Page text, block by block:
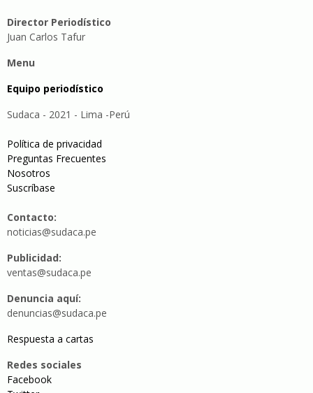
Director Periodístico
Juan Carlos Tafur
Menu
Equipo periodístico
Sudaca - 2021 - Lima -Perú
Política de privacidad
Preguntas Frecuentes
Nosotros
Suscríbase
Contacto:
noticias@sudaca.pe
Publicidad:
ventas@sudaca.pe
Denuncia aquí:
denuncias@sudaca.pe
Respuesta a cartas
Redes sociales
Facebook